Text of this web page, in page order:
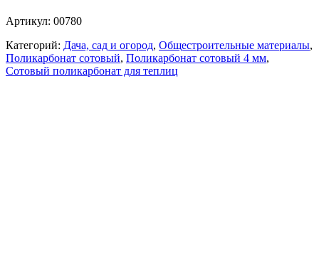
Артикул: 00780
Категорий: Дача, сад и огород, Общестроительные материалы,
Поликарбонат сотовый, Поликарбонат сотовый 4 мм,
Сотовый поликарбонат для теплиц